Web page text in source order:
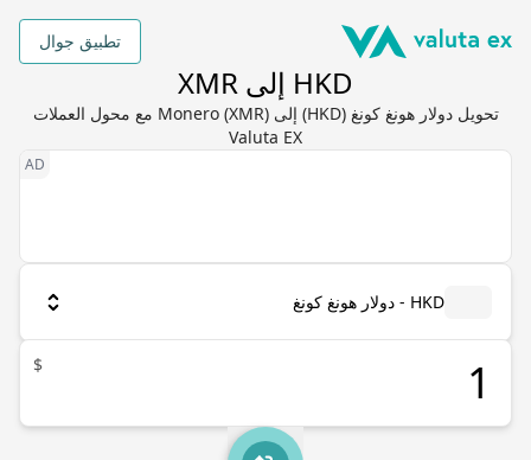
تطبيق جوال
HKD إلى XMR
تحويل دولار هونغ كونغ (HKD) إلى Monero (XMR) مع محول العملات
Valuta EX
HKD - دولار هونغ كونغ
$